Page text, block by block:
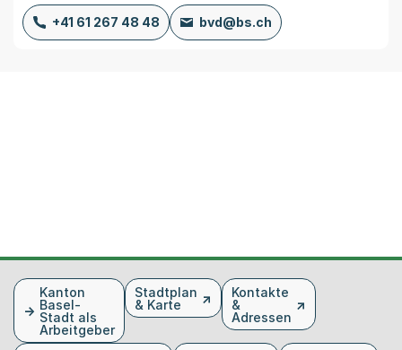
+41 61 267 48 48 bvd@bs.ch
FusszeileKanton
Basel-
Stadt als
Arbeitgeber
Stadtplan
& Karte
Kontakte
&
Adressen